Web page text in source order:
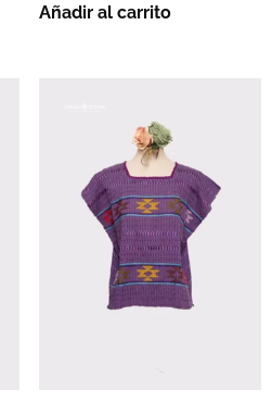
Añadir al carrito